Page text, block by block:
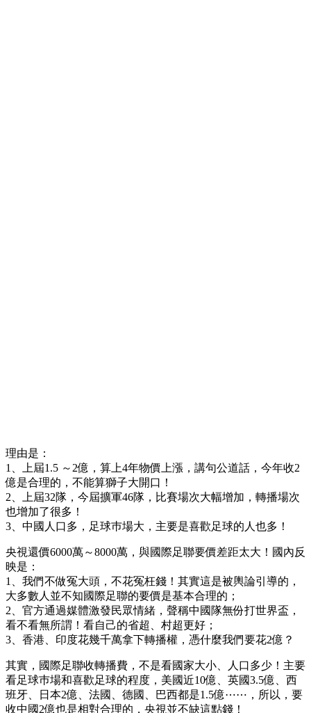
理由是：
1、上屆1.5 ～2億，算上4年物價上漲，講句公道話，今年收2
億是合理的，不能算獅子大開口！
2、上屆32隊，今屆擴軍46隊，比賽場次大幅增加，轉播場次
也增加了很多！
3、中國人口多，足球巿場大，主要是喜歡足球的人也多！
央視還價6000萬～8000萬，與國際足聯要價差距太大！國內反
映是：
1、我們不做冤大頭，不花冤枉錢！其實這是被輿論引導的，
大多數人並不知國際足聯的要價是基本合理的；
2、官方通過媒體激發民眾情緒，聲稱中國隊無份打世界盃，
看不看無所謂！看自己的省超、村超更好；
3、香港、印度花幾千萬拿下轉播權，憑什麼我們要花2億？
其實，國際足聯收轉播費，不是看國家大小、人口多少！主要
看足球巿場和喜歡足球的程度，美國近10億、英國3.5億、西
班牙、日本2億、法國、德國、巴西都是1.5億⋯⋯，所以，要
收中國2億也是相對合理的，央視並不缺這點錢！